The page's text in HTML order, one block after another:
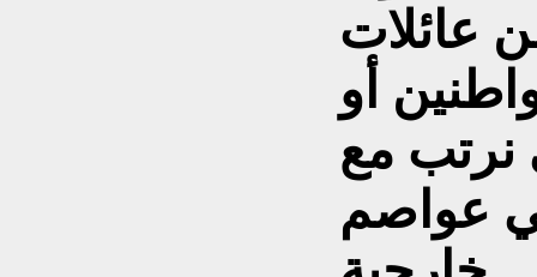
عائلات
أو
نرتب مع
عواصم